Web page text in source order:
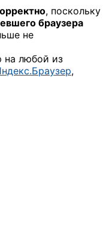
, поскольку
браузера
не
на любой из
,